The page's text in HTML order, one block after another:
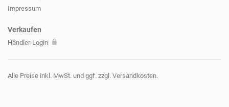
Impressum
Verkaufen
Händler-Login
Alle Preise inkl. MwSt. und ggf. zzgl. Versandkosten.